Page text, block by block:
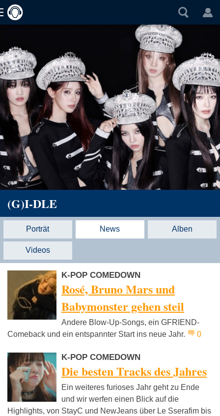
(G)I-DLE
Porträt News Alben
Videos
K-POP COMEDOWN
Rosé, Bruno Mars und
Babymonster gehen steil
Andere Blow-Up-Songs, ein GFRIEND-
Comeback und ein entspannter Start ins neue Jahr.
0
K-POP COMEDOWN
Die besten Tracks des Jahres
Ein weiteres furioses Jahr geht zu Ende
und wir werfen einen Blick auf die
Highlights, von StayC und NewJeans über Le Sserafim bis